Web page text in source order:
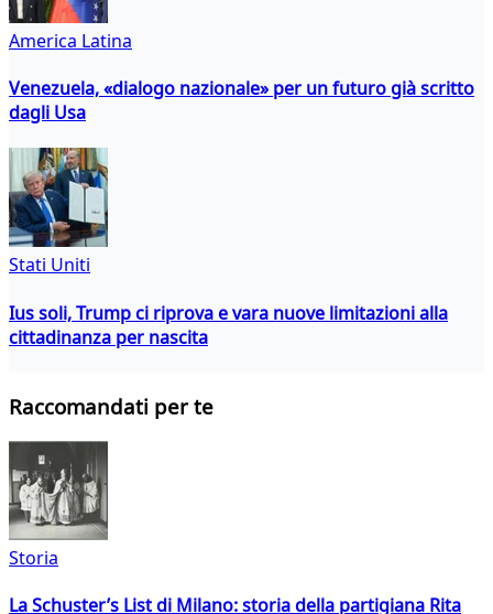
America Latina
Venezuela, «dialogo nazionale» per un futuro già scritto
dagli Usa
Stati Uniti
Ius soli, Trump ci riprova e vara nuove limitazioni alla
cittadinanza per nascita
Raccomandati per te
Storia
La Schuster’s List di Milano: storia della partigiana Rita